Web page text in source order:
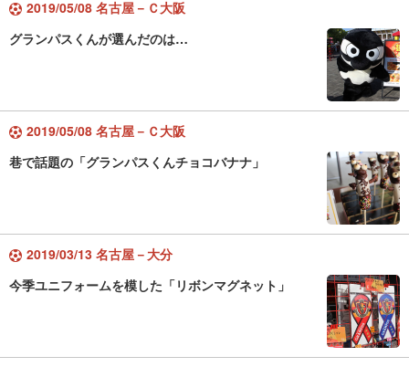
2019/05/08 名古屋－Ｃ大阪
グランパスくんが選んだのは…
2019/05/08 名古屋－Ｃ大阪
巷で話題の「グランパスくんチョコバナナ」
2019/03/13 名古屋－大分
今季ユニフォームを模した「リボンマグネット」